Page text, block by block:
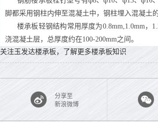
脚都采用钢柱内伸至混凝土中，钢柱埋入混凝土
楼承板轻钢结构常用厚度为0.8mm,1.0mm，
浇混凝土层，总厚度约在100-200mm之间。
关注玉发达楼承板，了解更多楼承板知识
分享至
新浪微博